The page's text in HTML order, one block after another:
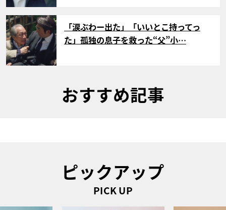
サムネイル
「涙ぶわー出た」「いいとこ持ってっ
た」孤独の息子を救った“父”小…
おすすめ記事
ピックアップ
PICK UP